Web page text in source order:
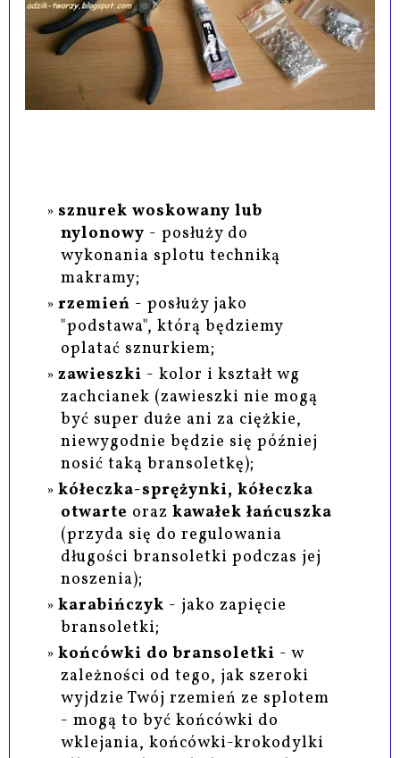
sznurek woskowany lub
nylonowy - posłuży do
wykonania splotu techniką
makramy;
rzemień - posłuży jako
"podstawa", którą będziemy
oplatać sznurkiem;
zawieszki - kolor i kształt wg
zachcianek (zawieszki nie mogą
być super duże ani za ciężkie,
niewygodnie będzie się później
nosić taką bransoletkę);
kółeczka-sprężynki, kółeczka
otwarte oraz kawałek łańcuszka
(przyda się do regulowania
długości bransoletki podczas jej
noszenia);
karabińczyk - jako zapięcie
bransoletki;
końcówki do bransoletki - w
zależności od tego, jak szeroki
wyjdzie Twój rzemień ze splotem
- mogą to być końcówki do
wklejania, końcówki-krokodylki